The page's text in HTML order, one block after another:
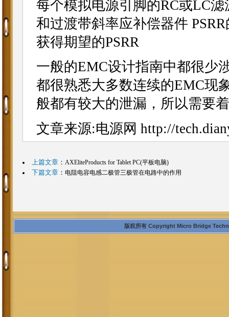
每个模拟电源引脚的RC或LC
和过渡带斜率应补偿器件
获得期望的PSRR
一般的EMC设计指南中都很少
都很熟悉大多数连续的EMC现
般都有较大的泄漏，所以需要
文章来源:电源网 http://
上篇文章： AXEliteProducts for Tablet PC(平板电脑)
下篇文章： 电阻电容电感二极管三极管在电路中的作用
版权所有 Copyright Micro Bridge